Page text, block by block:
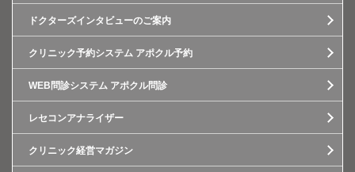
ドクターズインタビューのご案内
クリニック予約システム アポクル予約
WEB問診システム アポクル問診
レセコンアナライザー
クリニック経営マガジン